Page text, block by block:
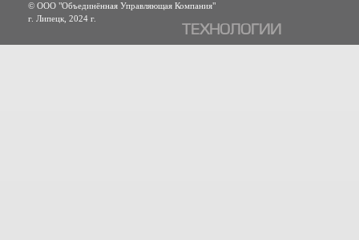
© ООО "Объединённая Управляющая Компания"
г. Липецк, 2024 г.
ТЕХНОЛОГИИ